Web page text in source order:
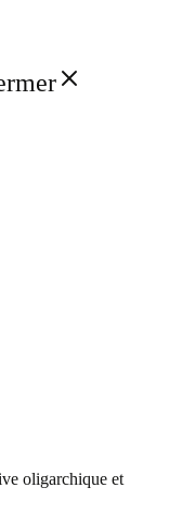
oligarchique et